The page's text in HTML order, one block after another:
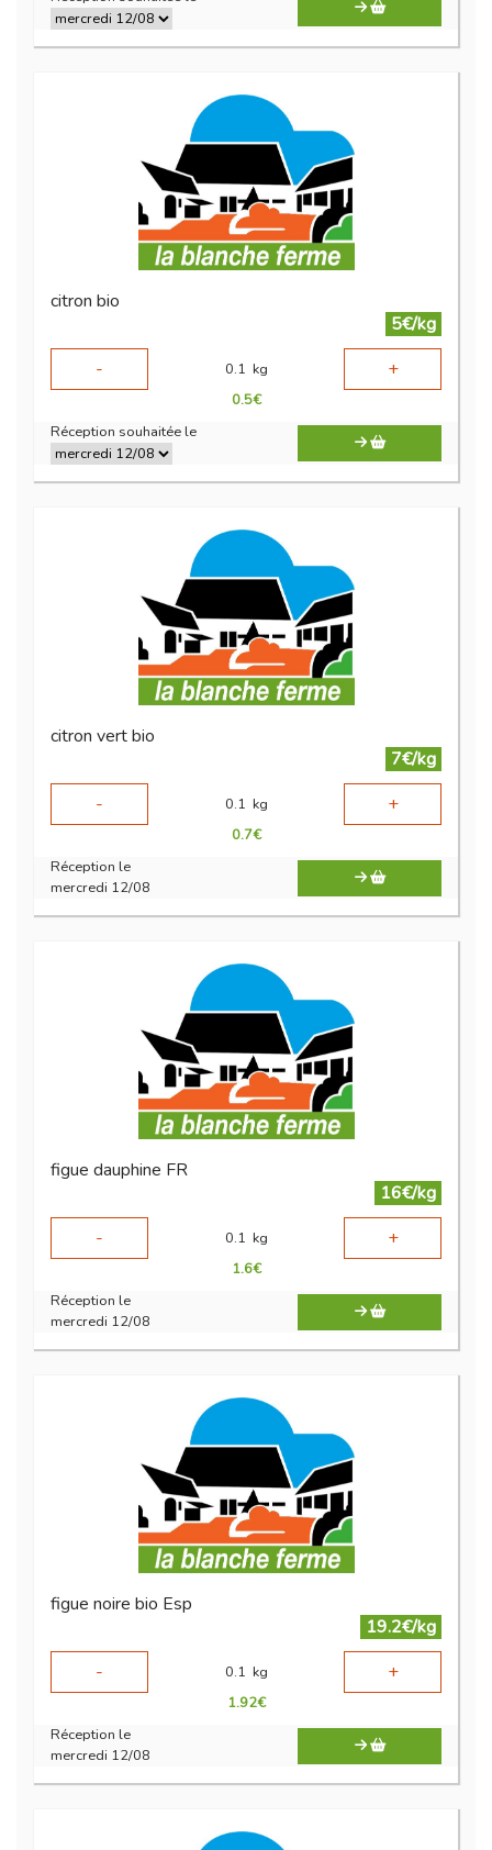
citron bio
5€/kg
-
0.1 kg +
0.5€
Réception souhaitée le
citron vert bio
7€/kg
-
0.1 kg +
0.7€
Réception le
mercredi 12/08
figue dauphine FR
16€/kg
-
0.1 kg +
1.6€
Réception le
mercredi 12/08
figue noire bio Esp
19.2€/kg
-
0.1 kg +
1.92€
Réception le
mercredi 12/08